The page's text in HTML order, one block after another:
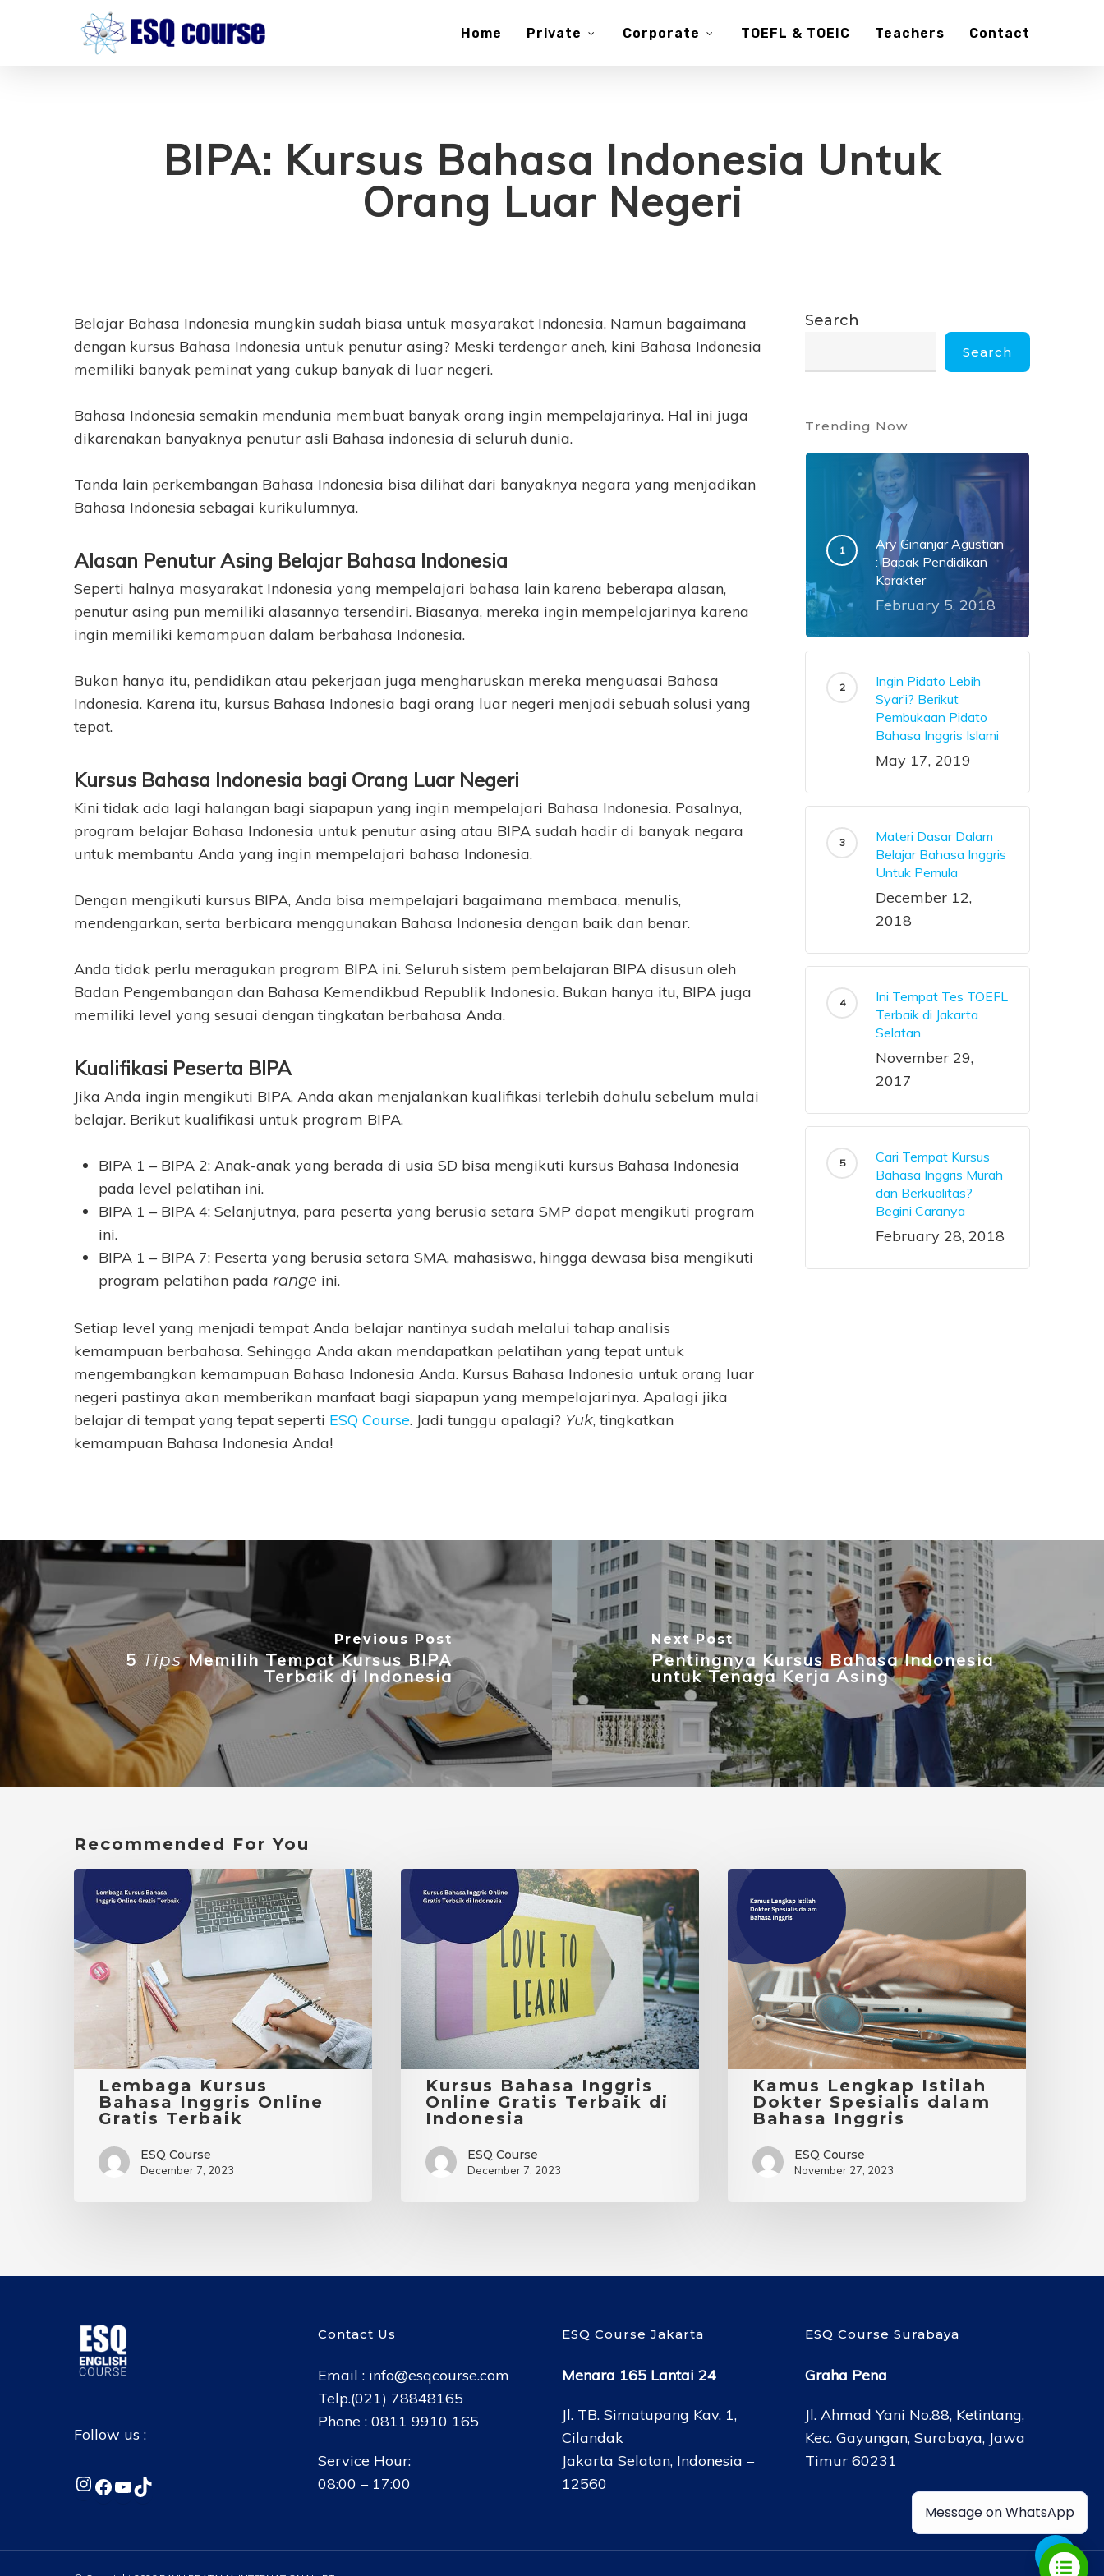
Home Private Corporate TOEFL & TOEIC Teachers Contact
BIPA: Kursus Bahasa Indonesia Untuk
Orang Luar Negeri
Belajar Bahasa Indonesia mungkin sudah biasa untuk masyarakat Indonesia. Namun bagaimana
dengan kursus Bahasa Indonesia untuk penutur asing? Meski terdengar aneh, kini Bahasa Indonesia
memiliki banyak peminat yang cukup banyak di luar negeri.
Bahasa Indonesia semakin mendunia membuat banyak orang ingin mempelajarinya. Hal ini juga
dikarenakan banyaknya penutur asli Bahasa indonesia di seluruh dunia.
Tanda lain perkembangan Bahasa Indonesia bisa dilihat dari banyaknya negara yang menjadikan
Bahasa Indonesia sebagai kurikulumnya.
Alasan Penutur Asing Belajar Bahasa Indonesia
Seperti halnya masyarakat Indonesia yang mempelajari bahasa lain karena beberapa alasan,
penutur asing pun memiliki alasannya tersendiri. Biasanya, mereka ingin mempelajarinya karena
ingin memiliki kemampuan dalam berbahasa Indonesia.
Bukan hanya itu, pendidikan atau pekerjaan juga mengharuskan mereka menguasai Bahasa
Indonesia. Karena itu, kursus Bahasa Indonesia bagi orang luar negeri menjadi sebuah solusi yang
tepat.
Kursus Bahasa Indonesia bagi Orang Luar Negeri
Kini tidak ada lagi halangan bagi siapapun yang ingin mempelajari Bahasa Indonesia. Pasalnya,
program belajar Bahasa Indonesia untuk penutur asing atau BIPA sudah hadir di banyak negara
untuk membantu Anda yang ingin mempelajari bahasa Indonesia.
Dengan mengikuti kursus BIPA, Anda bisa mempelajari bagaimana membaca, menulis,
mendengarkan, serta berbicara menggunakan Bahasa Indonesia dengan baik dan benar.
Anda tidak perlu meragukan program BIPA ini. Seluruh sistem pembelajaran BIPA disusun oleh
Badan Pengembangan dan Bahasa Kemendikbud Republik Indonesia. Bukan hanya itu, BIPA juga
memiliki level yang sesuai dengan tingkatan berbahasa Anda.
Kualifikasi Peserta BIPA
Jika Anda ingin mengikuti BIPA, Anda akan menjalankan kualifikasi terlebih dahulu sebelum mulai
belajar. Berikut kualifikasi untuk program BIPA.
BIPA 1 – BIPA 2: Anak-anak yang berada di usia SD bisa mengikuti kursus Bahasa Indonesia
pada level pelatihan ini.
BIPA 1 – BIPA 4: Selanjutnya, para peserta yang berusia setara SMP dapat mengikuti program
ini.
BIPA 1 – BIPA 7: Peserta yang berusia setara SMA, mahasiswa, hingga dewasa bisa mengikuti
program pelatihan pada range ini.
Setiap level yang menjadi tempat Anda belajar nantinya sudah melalui tahap analisis
kemampuan berbahasa. Sehingga Anda akan mendapatkan pelatihan yang tepat untuk
mengembangkan kemampuan Bahasa Indonesia Anda. Kursus Bahasa Indonesia untuk orang luar
negeri pastinya akan memberikan manfaat bagi siapapun yang mempelajarinya. Apalagi jika
belajar di tempat yang tepat seperti ESQ Course. Jadi tunggu apalagi? Yuk, tingkatkan
kemampuan Bahasa Indonesia Anda!
Search
Search
Trending Now
Ary Ginanjar Agustian
: Bapak Pendidikan
Karakter
February 5, 2018
Ingin Pidato Lebih
Syar’i? Berikut
Pembukaan Pidato
Bahasa Inggris Islami
May 17, 2019
Materi Dasar Dalam
Belajar Bahasa Inggris
Untuk Pemula
December 12,
2018
Ini Tempat Tes TOEFL
Terbaik di Jakarta
Selatan
November 29,
2017
Cari Tempat Kursus
Bahasa Inggris Murah
dan Berkualitas?
Begini Caranya
February 28, 2018
Previous Post
5TipsMemilih Tempat Kursus BIPA
Terbaik di Indonesia
Next Post
Pentingnya Kursus Bahasa Indonesia
untuk Tenaga Kerja Asing
Recommended For You
Lembaga
Kursus
Bahasa
Inggris
Online
Gratis
Lembaga Kursus
Bahasa Inggris Online
Gratis Terbaik
ESQ Course
December 7, 2023
Kursus
Bahasa
Inggris
Online
Gratis
Terbaik
di
Indonesia
Kursus Bahasa Inggris
Online Gratis Terbaik di
Indonesia
ESQ Course
December 7, 2023
Kamus
Lengkap
Istilah
Dokter
Spesialis
dalam
Bahasa
Inggris
Kamus Lengkap Istilah
Dokter Spesialis dalam
Bahasa Inggris
ESQ Course
November 27, 2023
Share
Follow us :
Instagram
Facebook
YouTube
TikTok
Contact Us
Email : info@esqcourse.com
Telp.(021) 78848165
Phone : 0811 9910 165
Service Hour:
08:00 – 17:00
ESQ Course Jakarta
Menara 165 Lantai 24
Jl. TB. Simatupang Kav. 1,
Cilandak
Jakarta Selatan, Indonesia –
12560
ESQ Course Surabaya
Graha Pena
Jl. Ahmad Yani No.88, Ketintang,
Kec. Gayungan, Surabaya, Jawa
Timur 60231
Message on WhatsApp